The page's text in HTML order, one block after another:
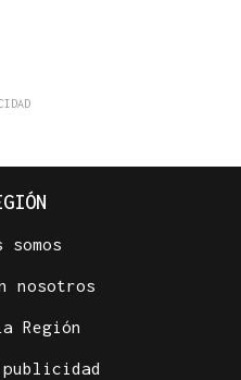
somos
nosotros
Región